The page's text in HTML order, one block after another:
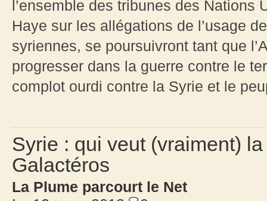
l’ensemble des tribunes des Nations
Haye sur les allégations de l’usage
syriennes, se poursuivront tant que
progresser dans la guerre contre le
complot ourdi contre la Syrie et le
Syrie : qui veut (vraiment)
Galactéros
La Plume parcourt le Net